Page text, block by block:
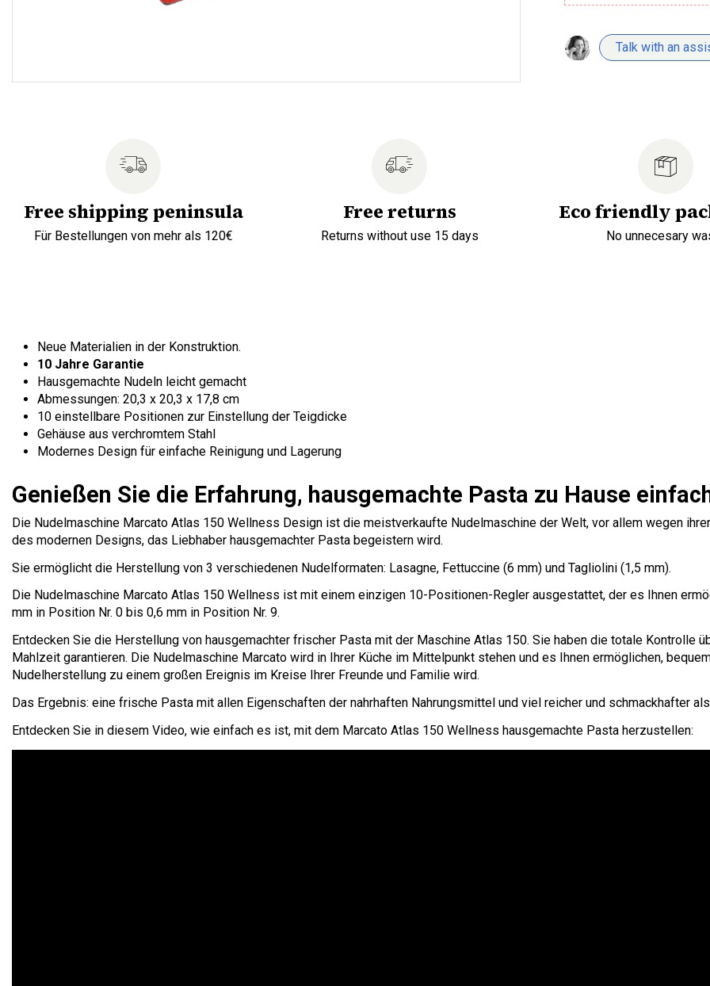
Talk with an
Free shipping peninsula
Für Bestellungen von mehr als 120€
Free returns
Returns without use 15 days
Eco friendly
No unnecesary
Neue Materialien in der Konstruktion.
10 Jahre Garantie
Hausgemachte Nudeln leicht gemacht
Abmessungen: 20,3 x 20,3 x 17,8 cm
10 einstellbare Positionen zur Einstellung der Teigdicke
Gehäuse aus verchromtem Stahl
Modernes Design für einfache Reinigung und Lagerung
Genießen Sie die Erfahrung, hausgemachte Pasta zu Hause
Die Nudelmaschine Marcato Atlas 150 Wellness Design ist die meistverkaufte Nudelmaschine der Welt, vor allem wegen
des modernen Designs, das Liebhaber hausgemachter Pasta begeistern wird.
Sie ermöglicht die Herstellung von 3 verschiedenen Nudelformaten: Lasagne, Fettuccine (6 mm) und Tagliolini (1,5 mm).
Die Nudelmaschine Marcato Atlas 150 Wellness ist mit einem einzigen 10-Positionen-Regler ausgestattet, der es Ihnen
mm in Position Nr. 0 bis 0,6 mm in Position Nr. 9.
Entdecken Sie die Herstellung von hausgemachter frischer Pasta mit der Maschine Atlas 150. Sie haben die totale Kontrolle
Mahlzeit garantieren. Die Nudelmaschine Marcato wird in Ihrer Küche im Mittelpunkt stehen und es Ihnen ermöglichen,
Nudelherstellung zu einem großen Ereignis im Kreise Ihrer Freunde und Familie wird.
Das Ergebnis: eine frische Pasta mit allen Eigenschaften der nahrhaften Nahrungsmittel und viel reicher und schmackhafter
Entdecken Sie in diesem Video, wie einfach es ist, mit dem Marcato Atlas 150 Wellness hausgemachte Pasta herzustellen: